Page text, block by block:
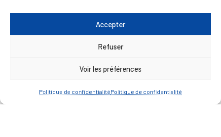
Accepter
Refuser
Voir les préférences
Politique de confidentialitéPolitique de confidentialité
— Faire une recherche
A FEUILLETER !